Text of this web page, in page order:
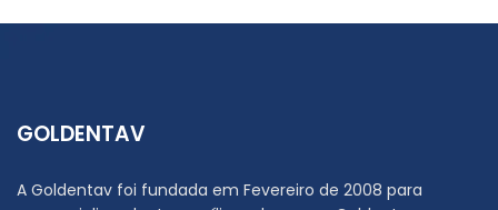
GOLDENTAV
A Goldentav foi fundada em Fevereiro de 2008 para